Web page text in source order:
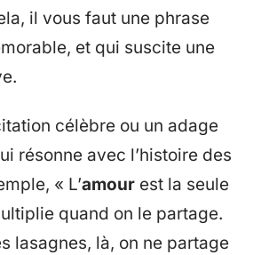
il vous faut une phrase
et qui suscite une
célèbre ou un adage
résonne avec l’histoire des
« L’amour est la seule
quand on le partage.
lasagnes, là, on ne partage